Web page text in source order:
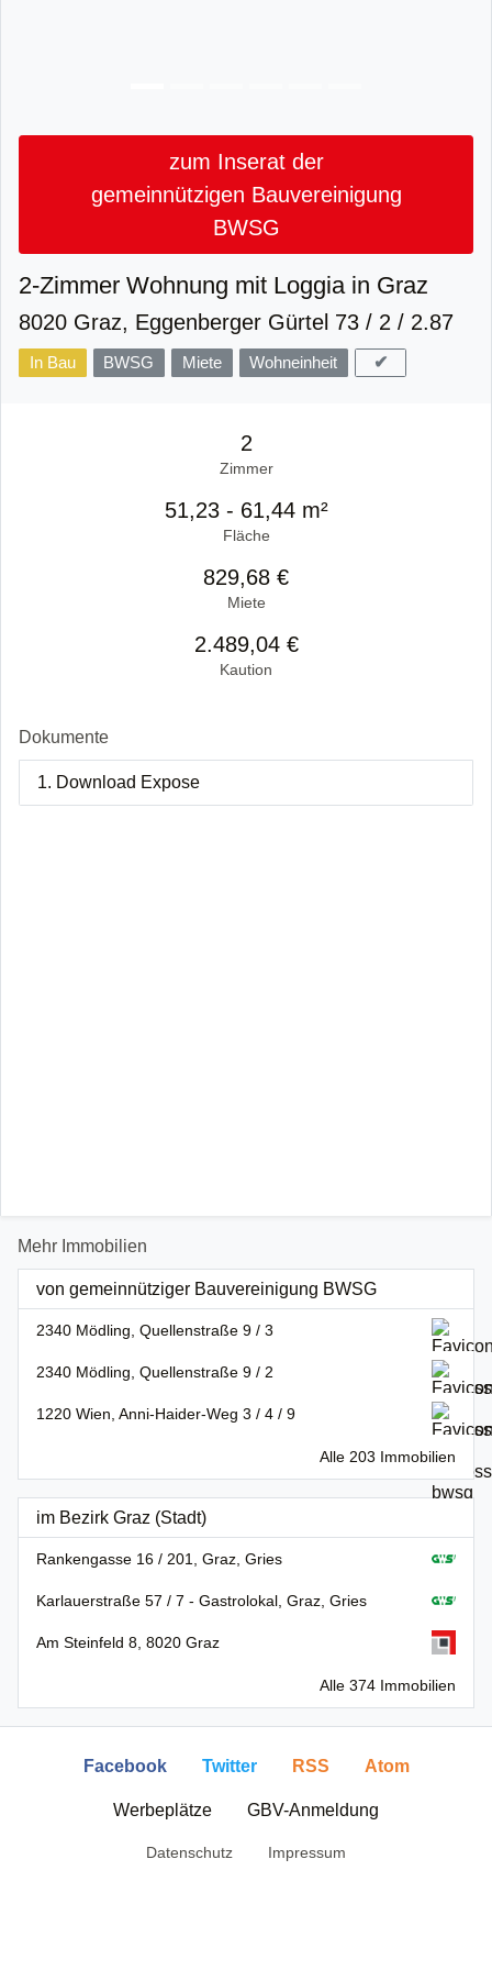
zum Inserat der
gemeinnützigen Bauvereinigung
BWSG
2-Zimmer Wohnung mit Loggia in Graz
8020 Graz, Eggenberger Gürtel 73 / 2 / 2.87
In Bau BWSG Miete Wohneinheit ✔
2
Zimmer
51,23 - 61,44 m²
Fläche
829,68 €
Miete
2.489,04 €
Kaution
Dokumente
1. Download Expose
Mehr Immobilien
von gemeinnütziger Bauvereinigung BWSG
2340 Mödling, Quellenstraße 9 / 3
2340 Mödling, Quellenstraße 9 / 2
1220 Wien, Anni-Haider-Weg 3 / 4 / 9
Alle 203 Immobilien
im Bezirk Graz (Stadt)
Rankengasse 16 / 201, Graz, Gries
Karlauerstraße 57 / 7 - Gastrolokal, Graz, Gries
Am Steinfeld 8, 8020 Graz
Alle 374 Immobilien
Facebook Twitter RSS Atom
Werbeplätze GBV-Anmeldung
Datenschutz Impressum